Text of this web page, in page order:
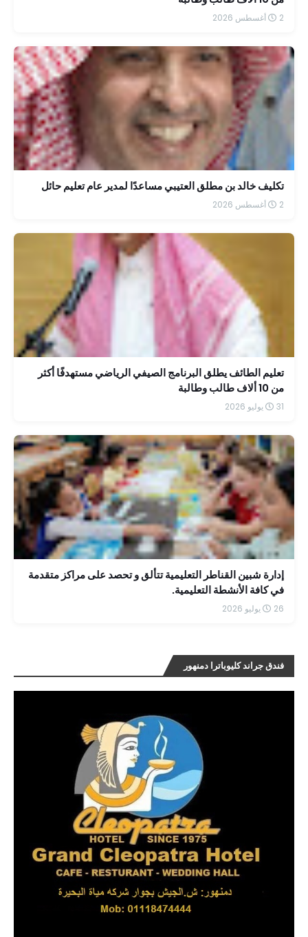
2 أغسطس 2026
تكليف خالد بن مطلق العتيبي مساعدًا لمدير عام تعليم حائل
2 أغسطس 2026
تعليم الطائف يطلق البرنامج الصيفي الرياضي مستهدفًا أكثر
من 10 ألاف طالب وطالبة
31 يوليو 2026
إدارة شبين القناطر التعليمية تتألق و تحصد على مراكز متقدمة
في كافة الأنشطة التعليمية.
26 يوليو 2026
فندق جراند كليوباترا دمنهور